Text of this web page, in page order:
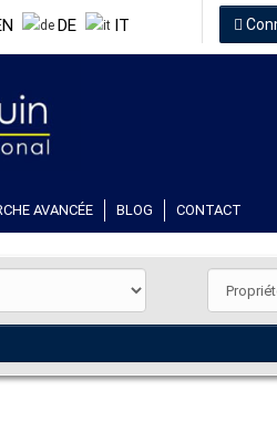
DE IT
AVANCÉE BLOG CONTACT